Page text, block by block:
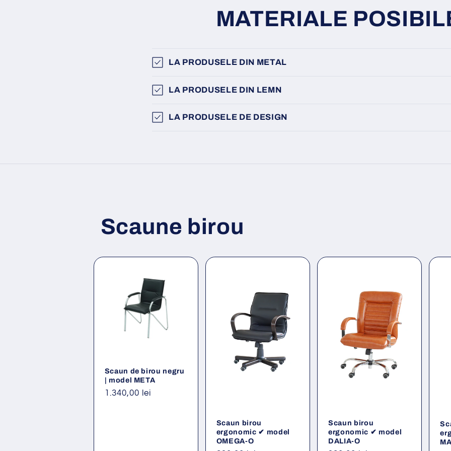
MATERIALE
LA PRODUSELE DIN METAL
LA PRODUSELE DIN LEMN
LA PRODUSELE DE DESIGN
Scaune birou
Scaun de birou negru
| model META
Preț
1.340,00 lei
Scaun birou
ergonomic ✔ model
OMEGA-O
Scaun birou
ergonomic ✔ model
DALIA-O